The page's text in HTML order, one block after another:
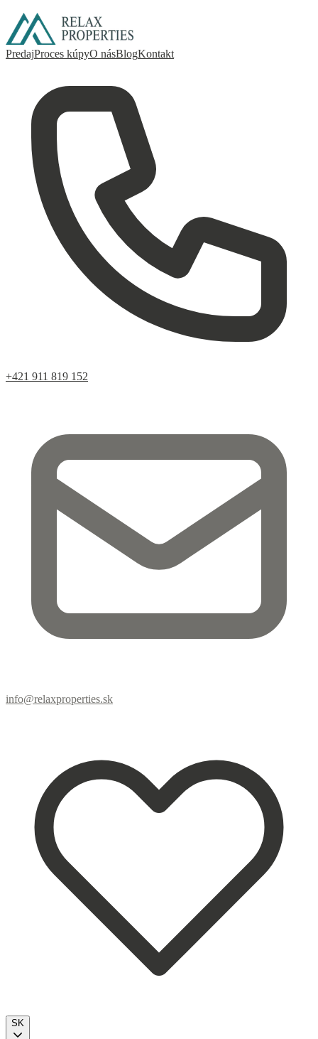
PredajProces kúpyO násBlogKontakt
+421 911 819 152
info@relaxproperties.sk
SK